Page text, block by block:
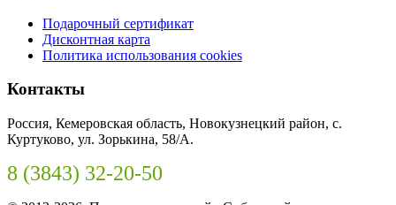
Подарочный сертификат
Дисконтная карта
Политика использования cookies
Контакты
Россия, Кемеровская область, Новокузнецкий район, с.
Куртуково, ул. Зорькина, 58/А.
8 (3843) 32-20-50